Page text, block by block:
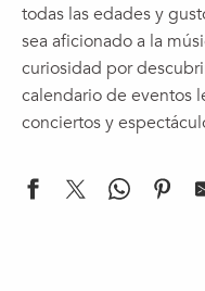
todas las edades y
sea aficionado a la
curiosidad por
calendario de eventos
conciertos y